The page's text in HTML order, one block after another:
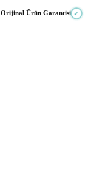
Orijinal Ürün Garantisi ✓